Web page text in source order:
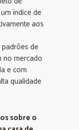
índice de
aos
de
no mercado
e com
qualidade
sobre o